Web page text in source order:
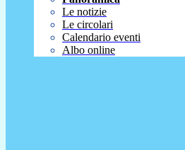
Le notizie
Le circolari
Calendario eventi
Albo online